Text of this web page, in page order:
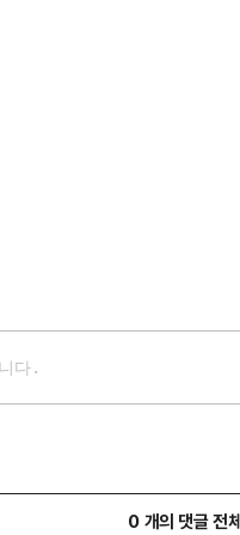
0 개의 댓글 전